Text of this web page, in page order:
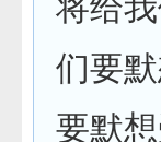
将给
们要
要默